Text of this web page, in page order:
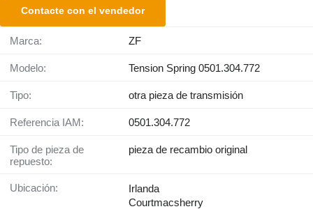
Contacte con el vendedor
Marca: ZF
Modelo: Tension Spring 0501.304.772
Tipo: otra pieza de transmisión
Referencia IAM: 0501.304.772
Tipo de pieza de
repuesto:
pieza de recambio original
Ubicación:
Irlanda
Courtmacsherry